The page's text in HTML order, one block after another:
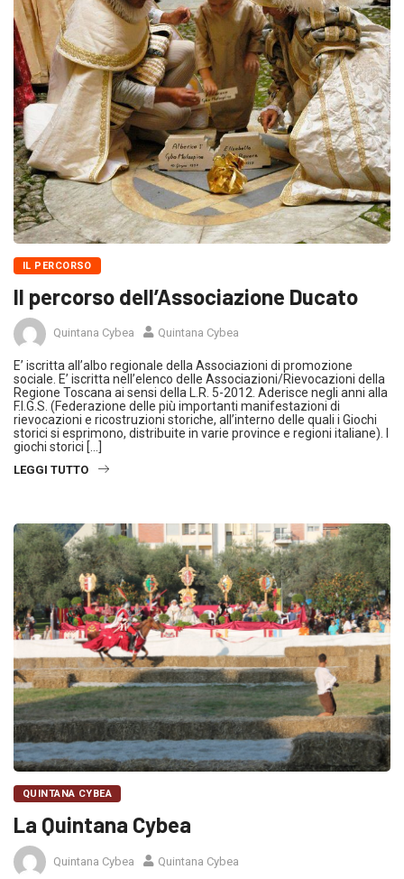
IL PERCORSO
Il percorso dell’Associazione Ducato
Quintana Cybea Quintana Cybea
E’ iscritta all’albo regionale della Associazioni di promozione
sociale. E’ iscritta nell’elenco delle Associazioni/Rievocazioni della
Regione Toscana ai sensi della L.R. 5-2012. Aderisce negli anni alla
F.I.G.S. (Federazione delle più importanti manifestazioni di
rievocazioni e ricostruzioni storiche, all’interno delle quali i Giochi
storici si esprimono, distribuite in varie province e regioni italiane). I
giochi storici […]
LEGGI TUTTO
QUINTANA CYBEA
La Quintana Cybea
Quintana Cybea Quintana Cybea